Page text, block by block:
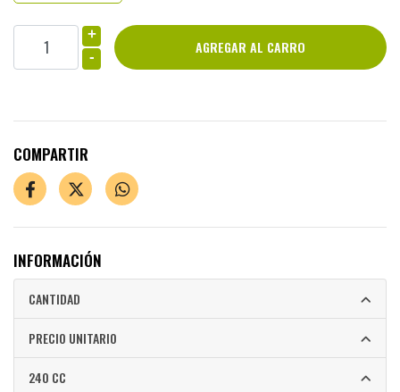
+
-
COMPARTIR
INFORMACIÓN
CANTIDAD
PRECIO UNITARIO
240 CC